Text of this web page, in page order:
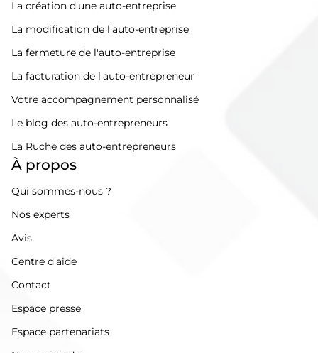
La création d'une auto-entreprise
La modification de l'auto-entreprise
La fermeture de l'auto-entreprise
La facturation de l'auto-entrepreneur
Votre accompagnement personnalisé
Le blog des auto-entrepreneurs
La Ruche des auto-entrepreneurs
À propos
Qui sommes-nous ?
Nos experts
Avis
Centre d'aide
Contact
Espace presse
Espace partenariats